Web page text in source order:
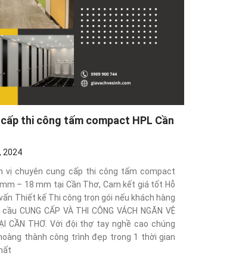
thi công tấm compact HPL Cần
2024
vị chuyên cung cấp thi công tấm compact
– 18 mm tại Cần Thơ, Cam kết giá tốt Hỗ
Thiết kế Thi công trọn gói nếu khách hàng
CUNG CẤP VÀ THI CÔNG VÁCH NGĂN VỆ
CẦN THƠ. Với đội thợ tay nghề cao chúng
thành công trình đẹp trong 1 thời gian